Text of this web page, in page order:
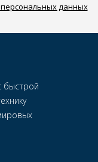
данных
быстрой